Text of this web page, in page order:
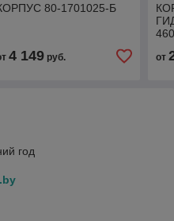
80-1701025-Б
4 149руб. от
год